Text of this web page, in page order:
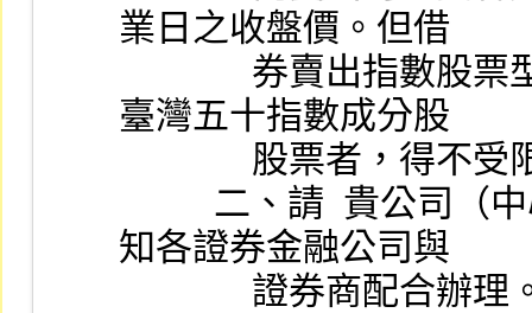
業日之收盤價。但借
臺灣五十指數成分股
股票者，得
知各證券金融公司與
證券商配合辦